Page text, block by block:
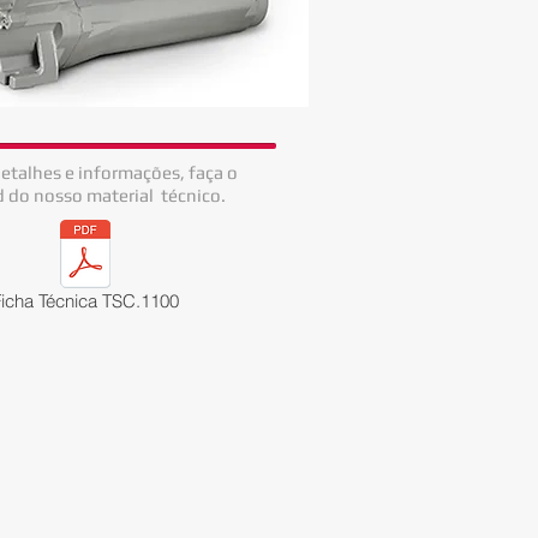
e informações, faça o
do nosso material técnico.
Técnica TSC.1100